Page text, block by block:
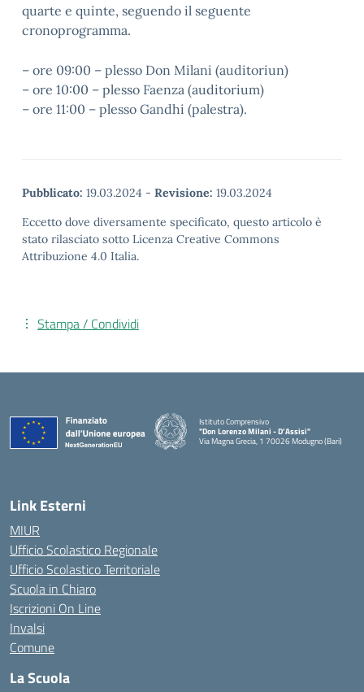
quarte e quinte, seguendo il seguente
cronoprogramma.
– ore 09:00 – plesso Don Milani (auditoriun)
– ore 10:00 – plesso Faenza (auditorium)
– ore 11:00 – plesso Gandhi (palestra).
Pubblicato: 19.03.2024 - Revisione: 19.03.2024
Eccetto dove diversamente specificato, questo articolo è
stato rilasciato sotto Licenza Creative Commons
Attribuzione 4.0 Italia.
Stampa / Condividi
Istituto Comprensivo
"Don Lorenzo Milani - D’Assisi"
Via Magna Grecia, 1 70026 Modugno (Bari)
— Visita la pagina iniziale della scuola
Link Esterni
MIUR
Ufficio Scolastico Regionale
Ufficio Scolastico Territoriale
Scuola in Chiaro
Iscrizioni On Line
Invalsi
Comune
La Scuola